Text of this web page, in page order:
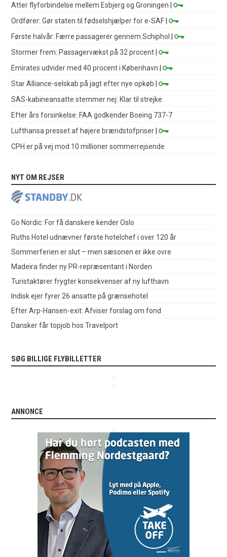
Atter flyforbindelse mellem Esbjerg og Groningen |
Ordfører: Gør staten til fødselshjælper for e-SAF |
Første halvår: Færre passagerer gennem Schiphol
|
Stormer frem: Passagervækst på 32 procent |
Emirates udvider med 40 procent i København |
Star Alliance-selskab på jagt efter nye opkøb |
SAS-kabineansatte stemmer nej: Klar til strejke
Efter års forsinkelse: FAA godkender Boeing 737-7
Lufthansa presset af højere brændstofpriser |
CPH er på vej mod 10 millioner sommerrejsende
NYT OM REJSER
Go Nordic: For få danskere kender Oslo
Ruths Hotel udnævner første hotelchef i over 120 år
Sommerferien er slut – men sæsonen er ikke ovre
Madeira finder ny PR-repræsentant i Norden
Turistaktører frygter konsekvenser af ny lufthavn
Indisk ejer fyrer 26 ansatte på grænsehotel
Efter Arp-Hansen-exit: Afviser forslag om fond
Dansker får topjob hos Travelport
SØG BILLIGE FLYBILLETTER
ANNONCE